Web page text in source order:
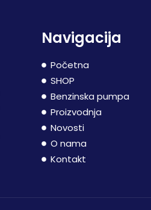
Navigacija
Početna
SHOP
Benzinska pumpa
Proizvodnja
Novosti
O nama
Kontakt